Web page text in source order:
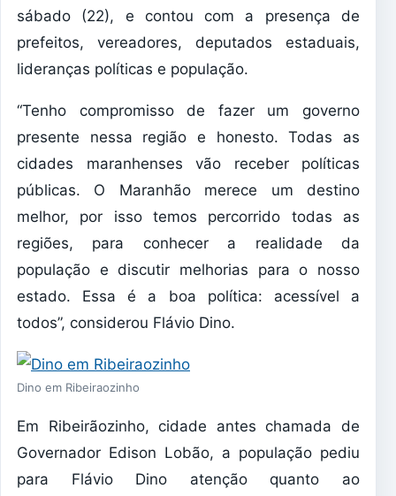
sábado (22), e contou com a presença de
prefeitos, vereadores, deputados estaduais,
lideranças políticas e população.
“Tenho compromisso de fazer um governo
presente nessa região e honesto. Todas as
cidades maranhenses vão receber políticas
públicas. O Maranhão merece um destino
melhor, por isso temos percorrido todas as
regiões, para conhecer a realidade da
população e discutir melhorias para o nosso
estado. Essa é a boa política: acessível a
todos”, considerou Flávio Dino.
Dino em Ribeiraozinho
Em Ribeirãozinho, cidade antes chamada de
Governador Edison Lobão, a população pediu
para Flávio Dino atenção quanto ao